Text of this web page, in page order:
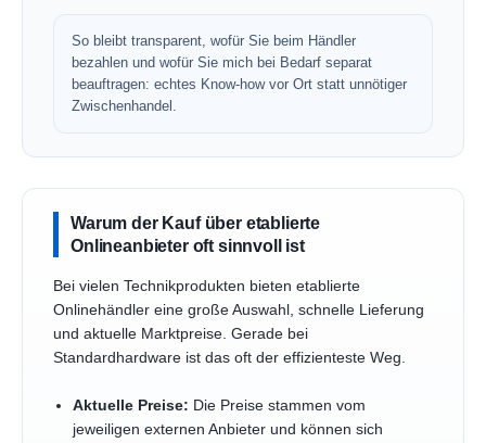
So bleibt transparent, wofür Sie beim Händler
bezahlen und wofür Sie mich bei Bedarf separat
beauftragen: echtes Know-how vor Ort statt unnötiger
Zwischenhandel.
Warum der Kauf über etablierte
Onlineanbieter oft sinnvoll ist
Bei vielen Technikprodukten bieten etablierte
Onlinehändler eine große Auswahl, schnelle Lieferung
und aktuelle Marktpreise. Gerade bei
Standardhardware ist das oft der effizienteste Weg.
Aktuelle Preise: Die Preise stammen vom
jeweiligen externen Anbieter und können sich